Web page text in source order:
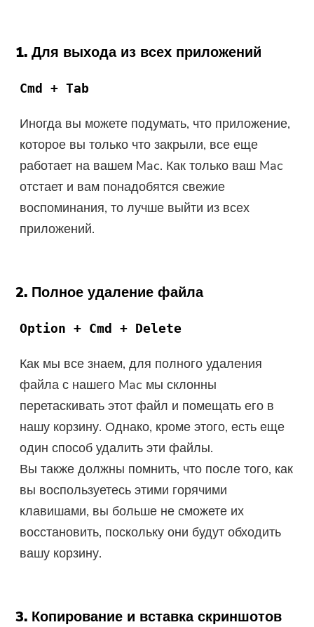
1. Для выхода из всех приложений
Cmd + Tab
Иногда вы можете подумать, что приложение,
которое вы только что закрыли, все еще
работает на вашем Mac. Как только ваш Mac
отстает и вам понадобятся свежие
воспоминания, то лучше выйти из всех
приложений.
2. Полное удаление файла
Option + Cmd + Delete
Как мы все знаем, для полного удаления
файла с нашего Mac мы склонны
перетаскивать этот файл и помещать его в
нашу корзину. Однако, кроме этого, есть еще
один способ удалить эти файлы.
Вы также должны помнить, что после того, как
вы воспользуетесь этими горячими
клавишами, вы больше не сможете их
восстановить, поскольку они будут обходить
вашу корзину.
3. Копирование и вставка скриншотов